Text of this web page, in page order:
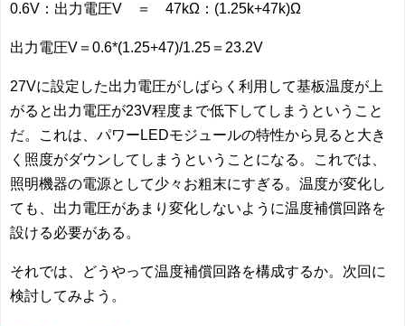
0.6V：出力電圧V ＝ 47kΩ：(1.25k+47k)Ω
出力電圧V＝0.6*(1.25+47)/1.25＝23.2V
27Vに設定した出力電圧がしばらく利用して基板温度が上
がると出力電圧が23V程度まで低下してしまうということ
だ。これは、パワーLEDモジュールの特性から見ると大き
く照度がダウンしてしまうということになる。これでは、
照明機器の電源として少々お粗末にすぎる。温度が変化し
ても、出力電圧があまり変化しないように温度補償回路を
設ける必要がある。
それでは、どうやって温度補償回路を構成するか。次回に
検討してみよう。